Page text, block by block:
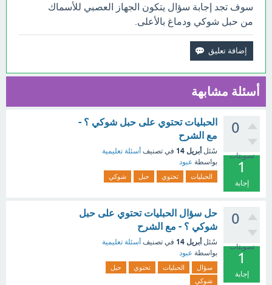
سوف تجد إجابة سؤال يتكون الجهاز العصبي للأسماك
من حبل شوكي ودماغ بالأعلى.
أسئلة مشابهة
0
تصويتات
1
إجابة
الحبليات تحتوي على حبل شوكي ؟ -
مع الشرح
سُئل أبريل 14 في تصنيف أسئلة تعليمية
بواسطة عبود
الحبليات تحتوي حبل شوكي
0
تصويتات
1
إجابة
حل سؤال الحبليات تحتوي على حبل
شوكي ؟ - مع الشرح
سُئل أبريل 14 في تصنيف أسئلة تعليمية
بواسطة عبود
سؤال الحبليات تحتوي
حبل
شوكي